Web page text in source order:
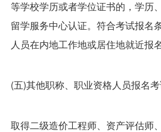
等学校学历或者学位证书的，学历
留学服务中心认证。符合考试报名
人员在内地工作地或居住地就近报名
(五)其他职称、职业资格人员报名考
取得二级造价工程师、资产评估师